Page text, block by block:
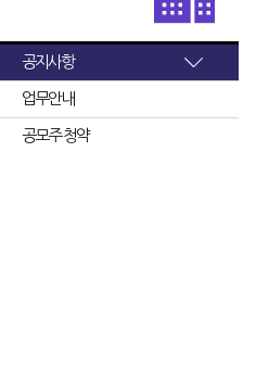
공지사항
업무안내
공모주 청약